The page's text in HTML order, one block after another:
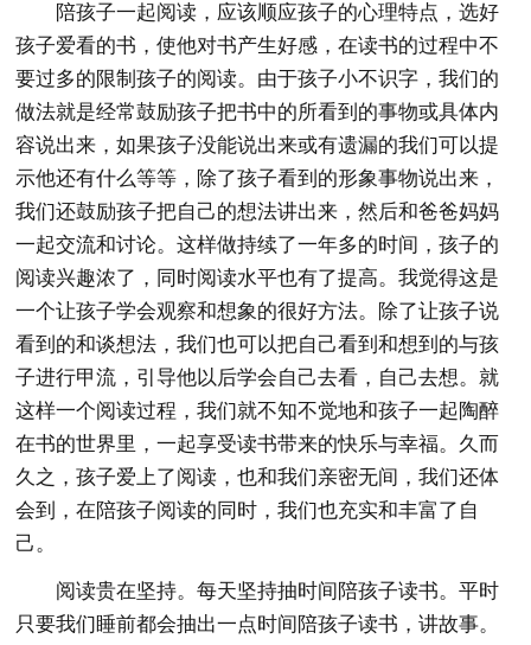
陪孩子一起阅读，应该顺应孩子的心理特点，选好
孩子爱看的书，使他对书产生好感，在读书的过程中不
要过多的限制孩子的阅读。由于孩子小不识字，我们的
做法就是经常鼓励孩子把书中的所看到的事物或具体内
容说出来，如果孩子没能说出来或有遗漏的我们可以提
示他还有什么等等，除了孩子看到的形象事物说出来，
我们还鼓励孩子把自己的想法讲出来，然后和爸爸妈妈
一起交流和讨论。这样做持续了一年多的时间，孩子的
阅读兴趣浓了，同时阅读水平也有了提高。我觉得这是
一个让孩子学会观察和想象的很好方法。除了让孩子说
看到的和谈想法，我们也可以把自己看到和想到的与孩
子进行甲流，引导他以后学会自己去看，自己去想。就
这样一个阅读过程，我们就不知不觉地和孩子一起陶醉
在书的世界里，一起享受读书带来的快乐与幸福。久而
久之，孩子爱上了阅读，也和我们亲密无间，我们还体
会到，在陪孩子阅读的同时，我们也充实和丰富了自
己。
阅读贵在坚持。每天坚持抽时间陪孩子读书。平时
只要我们睡前都会抽出一点时间陪孩子读书，讲故事。